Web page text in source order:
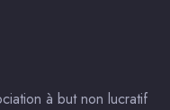
à but non lucratif